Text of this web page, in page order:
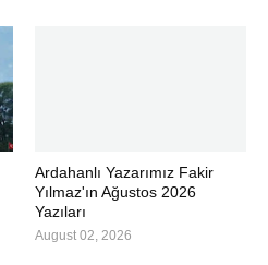
Ardahanlı Yazarımız Fakir
Yılmaz'ın Ağustos 2026
Yazıları
August 02, 2026